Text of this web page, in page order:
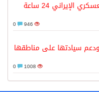
السعودية تمهل الملحق العسكري الإيراني 24 ساعة
946
سيادتها على مناطقها
1008